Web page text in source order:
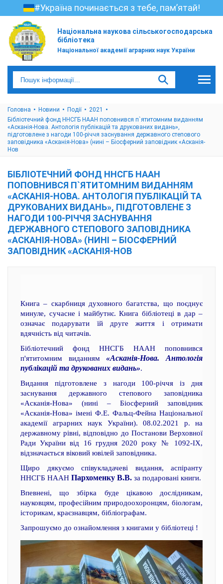
#Україна починається з тебе, пам’ятай!
Національна наукова сільськогосподарська
бібліотека
Національної академії аграрних наук України
Головна Новини Події
2021
Бібліотечний фонд ННСГБ НААН поповнився п`ятитомним виданням
«Асканія-Нова. Антологія публікацій та друкованих видань»,
підготовлене з нагоди 100-річчя заснування державного степового
заповідника «Асканія-Нова» (нині – Біосферний заповідник «Асканія-
Нов
БІБЛІОТЕЧНИЙ ФОНД ННСГБ НААН
ПОПОВНИВСЯ П`ЯТИТОМНИМ ВИДАННЯМ
«АСКАНІЯ-НОВА. АНТОЛОГІЯ ПУБЛІКАЦІЙ ТА
ДРУКОВАНИХ ВИДАНЬ», ПІДГОТОВЛЕНЕ З
НАГОДИ 100-РІЧЧЯ ЗАСНУВАННЯ
ДЕРЖАВНОГО СТЕПОВОГО ЗАПОВІДНИКА
«АСКАНІЯ-НОВА» (НИНІ – БІОСФЕРНИЙ
ЗАПОВІДНИК «АСКАНІЯ-НОВ
Книга – скарбниця духовного багатства, що поєднує
минуле, сучасне і майбутнє. Книга бібліотеці в дар –
означає подарувати їй друге життя і отримати
вдячність від читачів.
Бібліотечний фонд ННСГБ НААН поповнився
п'ятитомним виданням«Асканія-Нова. Антологія
публікацій та друкованих видань».
Видання підготовлене з нагоди 100-річчя із дня
заснування державного степового заповідника
«Асканія-Нова» (нині – Біосферний заповідник
«Асканія-Нова» імені Ф.Е. Фальц-Фейна Національної
академії аграрних наук України). 08.02.2021 р. на
державному рівні, відповідно до Постанови Верховної
Ради України від 16 грудня 2020 року № 1092-IX,
відзначається віковий ювілей заповідника.
Щиро дякуємо співукладачеві видання, аспіранту
ННСГБ НААН Пархоменку В.В. за подаровані книги.
Впевнені, що збірка буде цікавою дослідникам,
науковцям, професійним природоохоронцям, біологам,
історикам, краєзнавцям, бібліографам.
Запрошуємо до ознайомлення з книгами у бібліотеці !